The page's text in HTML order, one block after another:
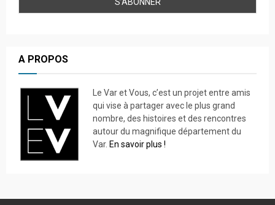
A PROPOS
Le Var et Vous, c’est un projet entre amis
qui vise à partager avec le plus grand
nombre, des histoires et des rencontres
autour du magnifique département du
Var. En savoir plus !